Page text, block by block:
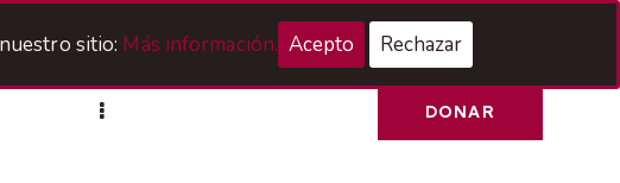
Acceso Hermanos
DONAR
sitio: Más información. Acepto Rechazar